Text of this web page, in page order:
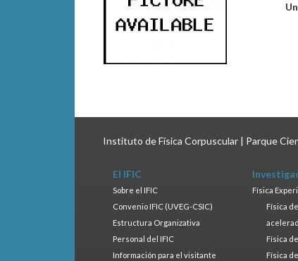
Instituto de Física Corpuscular | Parque
El IFIC
Sobre el IFIC
Convenio IFIC (UVEG-CSIC)
Estructura Organizativa
Personal del IFIC
Información para el visitante
Física
Física
Física
Física